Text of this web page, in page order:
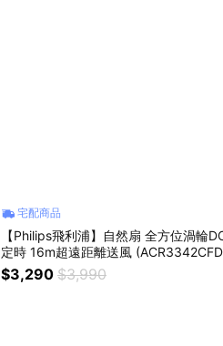
宅配商品
【Philips飛利浦】自然扇 全方位渦輪
定時 16m超遠距離送風
$3,290 $3,990